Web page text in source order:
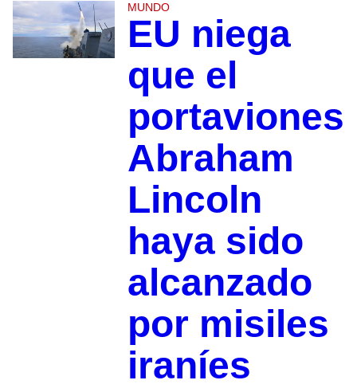
MUNDO
EU niega
que el
portaviones
Abraham
Lincoln
haya sido
alcanzado
por misiles
iraníes